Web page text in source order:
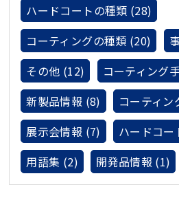
ハードコートの種類 (28)
コーティングの種類 (20)
その他 (12)
コーティング
新製品情報 (8)
コーティ
展示会情報 (7)
ハードコ
用語集 (2)
開発品情報 (1)